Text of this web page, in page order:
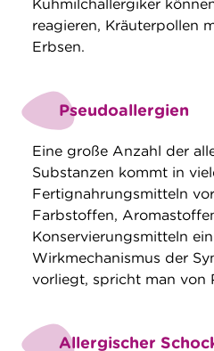
Kuhmilchallergiker
reagieren, Kräuterpollen
Erbsen.
Pseudoallergien
Eine große Anzahl der
Substanzen kommt in
Fertignahrungsmitteln
Farbstoffen,
Konservierungsmitteln
Wirkmechanismus der
vorliegt, spricht man von
Allergischer